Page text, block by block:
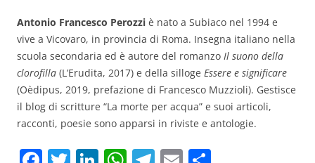
Antonio Francesco Perozzi è nato a Subiaco nel 1994 e
vive a Vicovaro, in provincia di Roma. Insegna italiano nella
scuola secondaria ed è autore del romanzo Il suono della
clorofilla (L’Erudita, 2017) e della silloge Essere e significare
(Oèdipus, 2019, prefazione di Francesco Muzzioli). Gestisce
il blog di scritture “La morte per acqua” e suoi articoli,
racconti, poesie sono apparsi in riviste e antologie.